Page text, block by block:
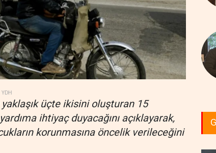
YDH
üçte ikisini oluşturan 15
ihtiyaç duyacağını açıklayarak,
korunmasına öncelik verileceğini